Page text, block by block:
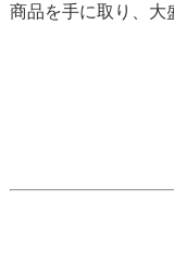
商品を手に取り、大